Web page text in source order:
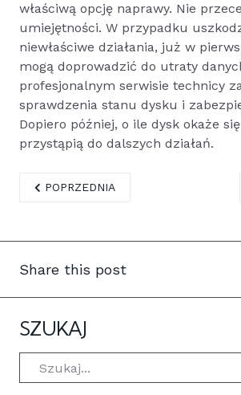
właściwą opcję naprawy. Nie
umiejętności. W przypadku
niewłaściwe działania, już w
mogą doprowadzić do utraty
profesjonalnym serwisie technicy
sprawdzenia stanu dysku i
Dopiero później, o ile dysk okaże
przystąpią do dalszych działań.
POPRZEDNIA STRONA: ZAKŁÓCENIA
POPRZEDNIA
Share this post
SZUKAJ
Szukaj